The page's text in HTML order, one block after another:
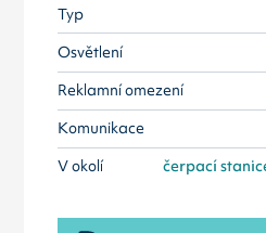
Typ
Osvětlení
Reklamní omezení
Komunikace
V okolí
čerpací